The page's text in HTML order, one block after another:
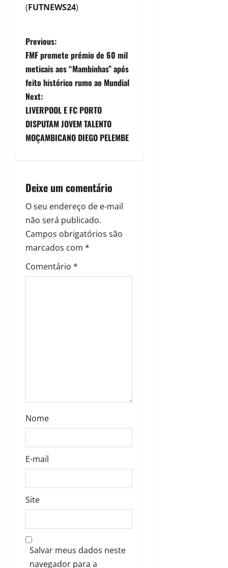
(FUTNEWS24)
Previous:
FMF promete prémio de 60 mil
meticais aos “Mambinhas” após
feito histórico rumo ao Mundial
Next:
LIVERPOOL E FC PORTO
DISPUTAM JOVEM TALENTO
MOÇAMBICANO DIEGO PELEMBE
Deixe um comentário
O seu endereço de e-mail
não será publicado.
Campos obrigatórios são
marcados com *
Comentário *
Nome
E-mail
Site
Salvar meus dados neste
navegador para a